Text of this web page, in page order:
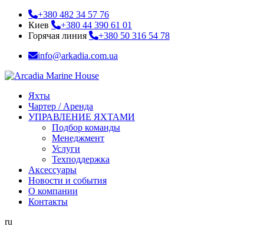
+380 482 34 57 76
Киев
+380 44 390 61 01
Горячая линия
+380 50 316 54 78
info@arkadia.com.ua
Яхты
Чартер / Аренда
УПРАВЛЕНИЕ ЯХТАМИ
Подбор команды
Менеджмент
Услуги
Техподдержка
Аксессуары
Новости и события
О компании
Контакты
ru